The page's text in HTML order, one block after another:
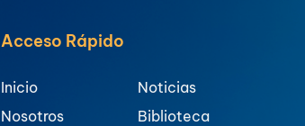
Acceso Rápido
Inicio
Nosotros
Noticias
Biblioteca